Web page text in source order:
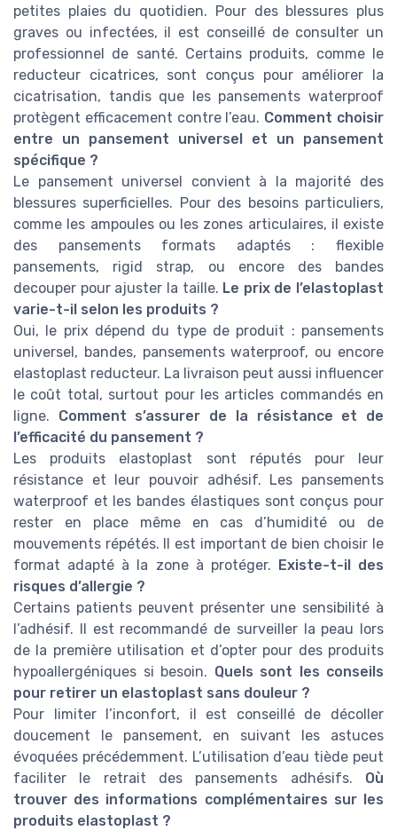
petites plaies du quotidien. Pour des blessures plus
graves ou infectées, il est conseillé de consulter un
professionnel de santé. Certains produits, comme le
reducteur cicatrices, sont conçus pour améliorer la
cicatrisation, tandis que les pansements waterproof
protègent efficacement contre l’eau. Comment choisir
entre un pansement universel et un pansement
spécifique ?
Le pansement universel convient à la majorité des
blessures superficielles. Pour des besoins particuliers,
comme les ampoules ou les zones articulaires, il existe
des pansements formats adaptés : flexible
pansements, rigid strap, ou encore des bandes
decouper pour ajuster la taille. Le prix de l’elastoplast
varie-t-il selon les produits ?
Oui, le prix dépend du type de produit : pansements
universel, bandes, pansements waterproof, ou encore
elastoplast reducteur. La livraison peut aussi influencer
le coût total, surtout pour les articles commandés en
ligne. Comment s’assurer de la résistance et de
l’efficacité du pansement ?
Les produits elastoplast sont réputés pour leur
résistance et leur pouvoir adhésif. Les pansements
waterproof et les bandes élastiques sont conçus pour
rester en place même en cas d’humidité ou de
mouvements répétés. Il est important de bien choisir le
format adapté à la zone à protéger.
Existe-t-il des
risques d’allergie ?
Certains patients peuvent présenter une sensibilité à
l’adhésif. Il est recommandé de surveiller la peau lors
de la première utilisation et d’opter pour des produits
hypoallergéniques si besoin. Quels sont les conseils
pour retirer un elastoplast sans douleur ?
Pour limiter l’inconfort, il est conseillé de décoller
doucement le pansement, en suivant les astuces
évoquées précédemment. L’utilisation d’eau tiède peut
faciliter le retrait des pansements adhésifs. Où
trouver des informations complémentaires sur les
produits elastoplast ?